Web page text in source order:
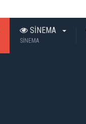
SİNEMA
SİNEMA